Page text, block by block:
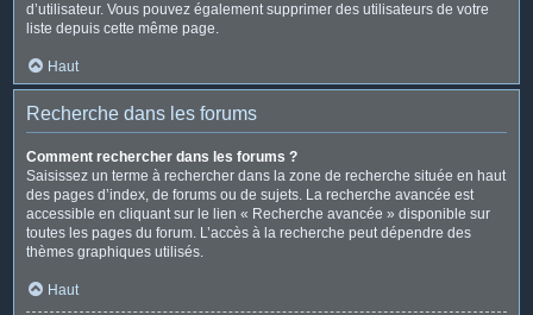
d’utilisateur. Vous pouvez également supprimer des utilisateurs de votre
liste depuis cette même page.
Haut
Recherche dans les forums
Comment rechercher dans les forums ?
Saisissez un terme à rechercher dans la zone de recherche située en haut
des pages d’index, de forums ou de sujets. La recherche avancée est
accessible en cliquant sur le lien « Recherche avancée » disponible sur
toutes les pages du forum. L’accès à la recherche peut dépendre des
thèmes graphiques utilisés.
Haut